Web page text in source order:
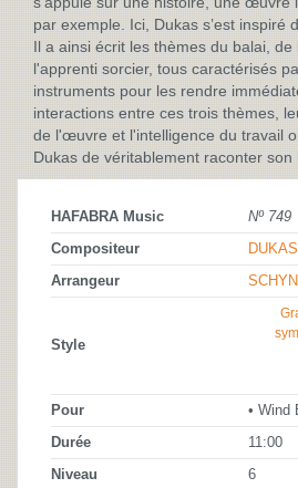
par exemple. Ici, Dukas s’est inspiré
Il a ainsi écrit les thèmes du balai, de
l'apprenti sorcier, tous caractérisés
instruments pour les rendre
interactions entre ces trois thèmes,
de l'œuvre et l'intelligence du travail
Dukas de véritablement raconter son
HAFABRA Music Nº 749
Compositeur
Arrangeur
Style
Pour • Wind
Durée 11:00
Niveau 6